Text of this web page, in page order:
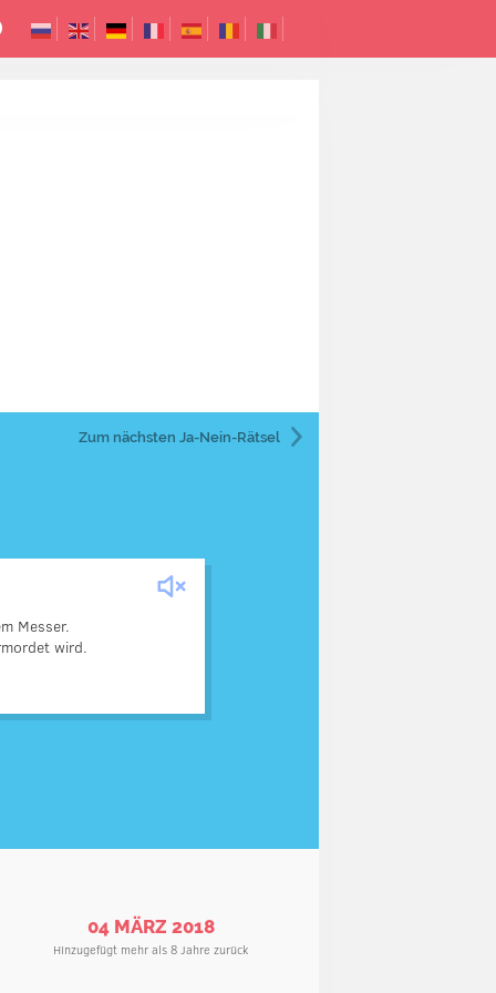
Zum nächsten Ja-Nein-Rätsel
Messer.
wird.
der schon in ihrem
Haus, hinter ihr, war.
04 MÄRZ 2018
Hinzugefügt mehr als 8 Jahre zurück